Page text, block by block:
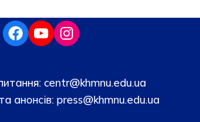
centr@khmnu.edu.ua
анонсів:press@khmnu.edu.ua